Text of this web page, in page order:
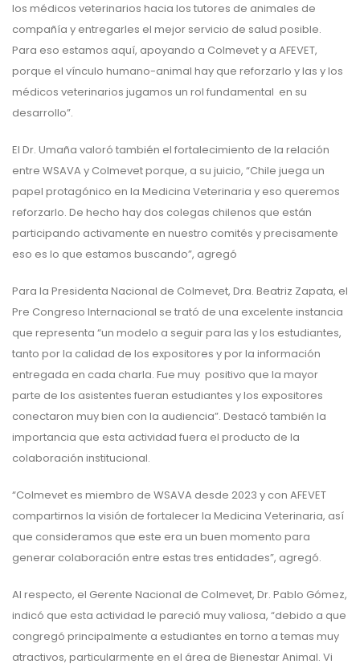
los médicos veterinarios hacia los tutores de animales de
compañía y entregarles el mejor servicio de salud posible.
Para eso estamos aquí, apoyando a Colmevet y a AFEVET,
porque el vínculo humano-animal hay que reforzarlo y las y los
médicos veterinarios jugamos un rol fundamental en su
desarrollo”.
El Dr. Umaña valoró también el fortalecimiento de la relación
entre WSAVA y Colmevet porque, a su juicio, “Chile juega un
papel protagónico en la Medicina Veterinaria y eso queremos
reforzarlo. De hecho hay dos colegas chilenos que están
participando activamente en nuestro comités y precisamente
eso es lo que estamos buscando”, agregó
Para la Presidenta Nacional de Colmevet, Dra. Beatriz Zapata, el
Pre Congreso Internacional se trató de una excelente instancia
que representa “un modelo a seguir para las y los estudiantes,
tanto por la calidad de los expositores y por la información
entregada en cada charla. Fue muy positivo que la mayor
parte de los asistentes fueran estudiantes y los expositores
conectaron muy bien con la audiencia”. Destacó también la
importancia que esta actividad fuera el producto de la
colaboración institucional.
“Colmevet es miembro de WSAVA desde 2023 y con AFEVET
compartirnos la visión de fortalecer la Medicina Veterinaria, así
que consideramos que este era un buen momento para
generar colaboración entre estas tres entidades”, agregó.
Al respecto, el Gerente Nacional de Colmevet, Dr. Pablo Gómez,
indicó que esta actividad le pareció muy valiosa, “debido a que
congregó principalmente a estudiantes en torno a temas muy
atractivos, particularmente en el área de Bienestar Animal. Vi